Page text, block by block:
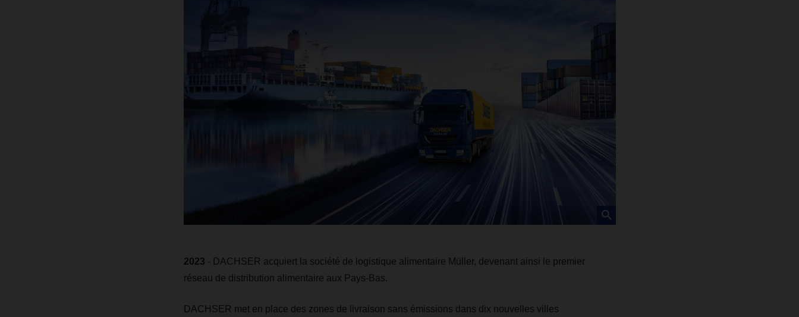
2023 - DACHSER acquiert la société de logistique alimentaire Müller, devenant ainsi le premier
réseau de distribution alimentaire aux Pays-Bas.
DACHSER met en place des zones de livraison sans émissions dans dix nouvelles villes